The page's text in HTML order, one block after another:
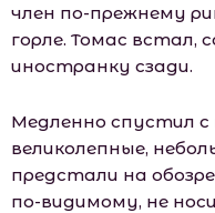
член по-прежнему
горле. Томас встал,
иностранку сзади.
Медленно спустил с
великолепные,
предстали на
по-видимому, не